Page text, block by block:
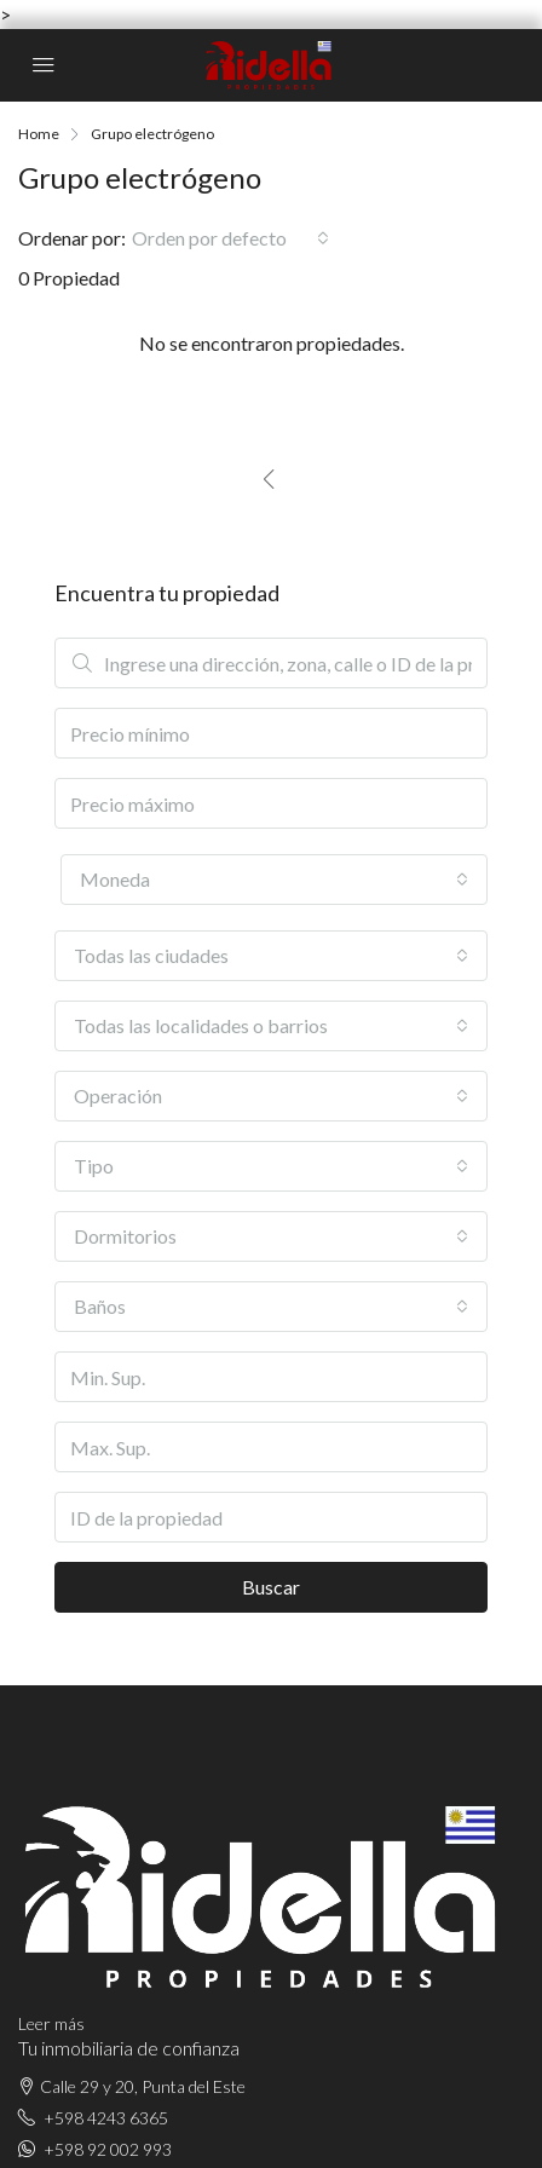
>
Home Grupo electrógeno
Grupo electrógeno
0 Propiedad
Ordenar por: Orden por defecto
No se encontraron propiedades.
Encuentra tu propiedad
Moneda
Todas las ciudades
Todas las localidades o barrios
Operación
Tipo
Dormitorios
Baños
Buscar
Leer más
Tu inmobiliaria de confianza
Calle 29 y 20, Punta del Este
+598 4243 6365
+598 92 002 993